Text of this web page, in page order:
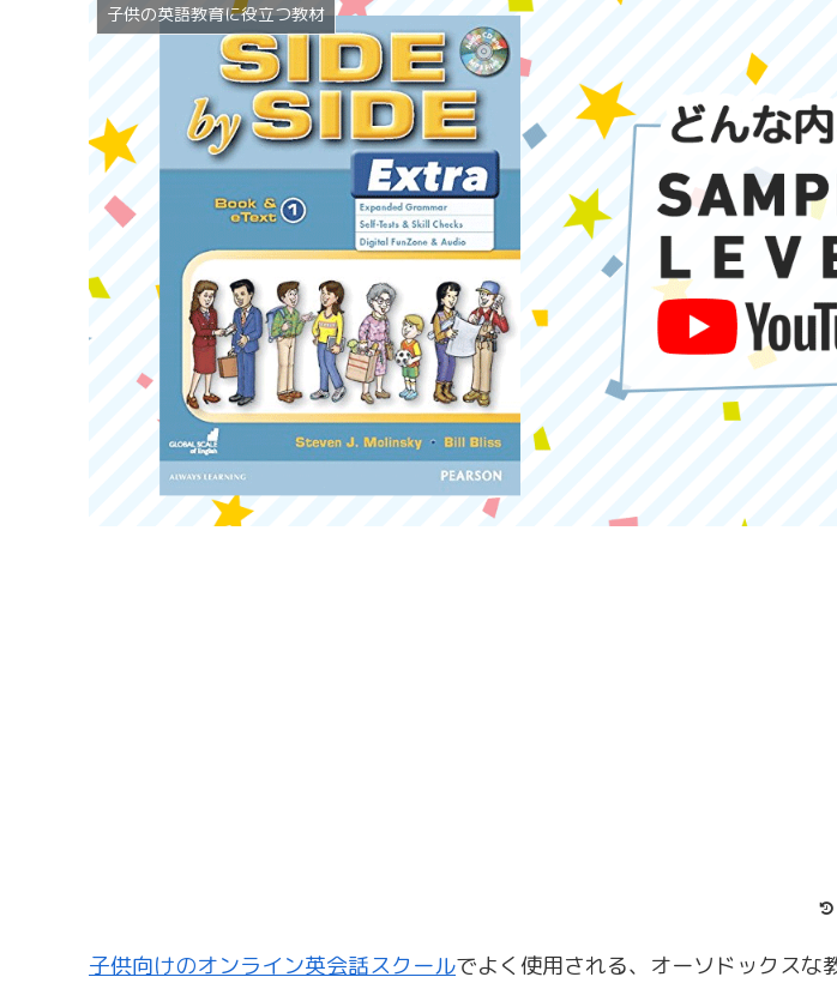
子供の英語教育に役立つ教材
子供向けのオンライン英会話スクールでよく使用される、オーソドックスな